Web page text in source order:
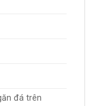
đá trên